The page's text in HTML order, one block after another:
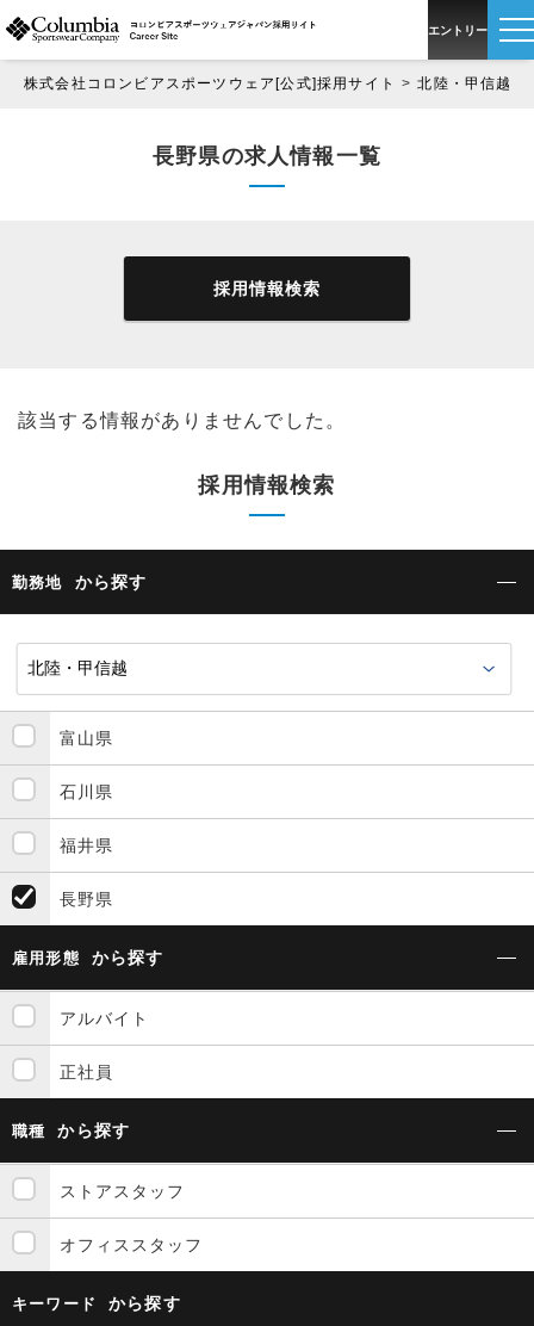
エントリー
新卒採用
中途採用
株式会社コロンビアスポーツウェア[公式]採用サイト 北陸・甲信越
長野県の求人情報一覧
採用情報検索
該当する情報がありませんでした。
採用情報検索
勤務地 から探す
富山県
石川県
福井県
長野県
雇用形態 から探す
アルバイト
正社員
職種 から探す
ストアスタッフ
オフィススタッフ
キーワード から探す